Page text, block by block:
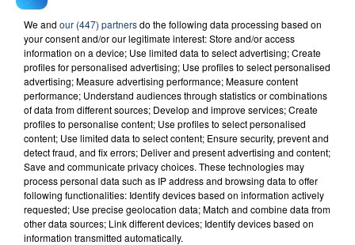
FIL D'ACTU
We and our (447) partnersdo the following data processing based on
your consent and/or our legitimate interest: Store and/or access
information on a device; Use limited data to select advertising; Create
profiles for personalised advertising; Use profiles to select personalised
advertising; Measure advertising performance; Measure content
performance; Understand audiences through statistics or combinations
of data from different sources; Develop and improve services; Create
profiles to personalise content; Use profiles to select personalised
content; Use limited data to select content; Ensure security, prevent and
detect fraud, and fix errors; Deliver and present advertising and content;
Save and communicate privacy choices. These technologies may
process personal data such as IP address and browsing data to offer
following functionalities: Identify devices based on information actively
requested; Use precise geolocation data; Match and combine data from
other data sources; Link different devices; Identify devices based on
information transmitted automatically.